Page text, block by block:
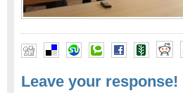
Leave your response!